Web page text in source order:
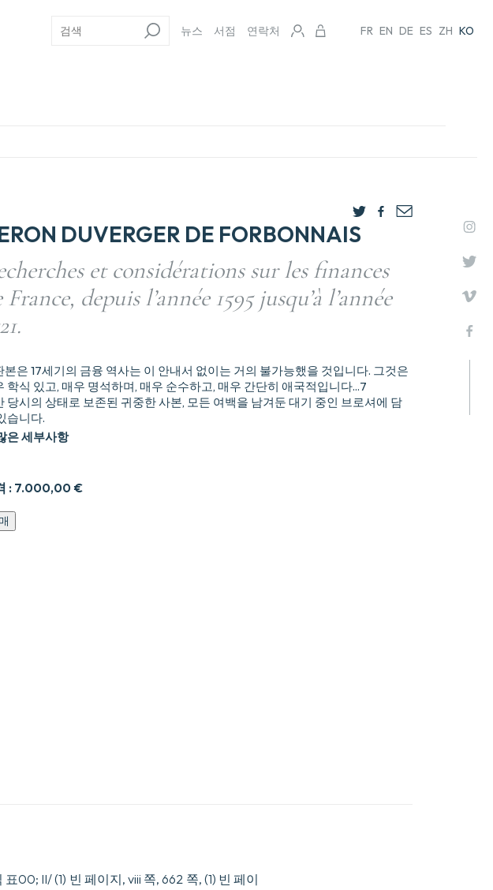
뉴스 서점 연락처 FR EN DE ES ZH KO
DUVERGER DE FORBONNAIS
et considérations sur les finances
France, depuis l’année 1595 jusqu’à l’année
: 7.000,00 €
본은 17세기의 금융 역사는 이 안내서 없이는 거의 불가능했을 것입니다. 그것은
학식 있고, 매우 명석하며, 매우 순수하고, 매우 간단히 애국적입니다...7
당시의 상태로 보존된 귀중한 사본, 모든 여백을 남겨둔 대기 중인 브로셔에 담
습니다.
은 세부사항
00; II/ (1) 빈 페이지, viii 쪽, 662 쪽, (1) 빈 페이